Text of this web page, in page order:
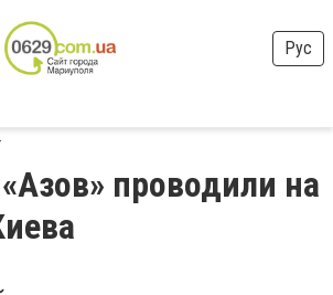
Рус
проводили на